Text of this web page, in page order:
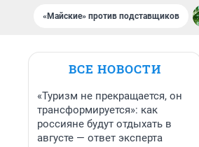
«Майские» против подставщиков
ВСЕ НОВОСТИ
«Туризм не прекращается, он
трансформируется»: как
россияне будут отдыхать в
августе — ответ эксперта